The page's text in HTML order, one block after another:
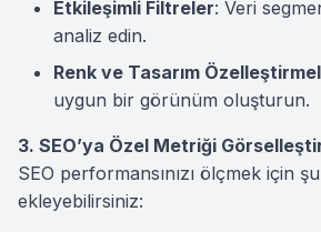
Etkileşimli Filtreler: Veri
analiz edin.
Renk ve Tasarım
uygun bir görünüm oluşturun.
3. SEO’ya Özel Metriği
SEO performansınızı ölçmek için
ekleyebilirsiniz: